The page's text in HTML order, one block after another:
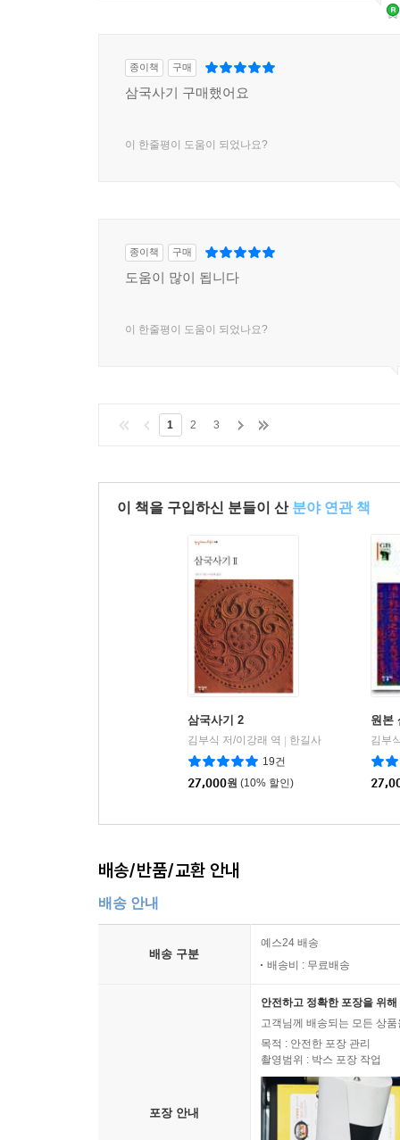
종이책 구매
삼국사기 구매했어요
이 한줄평이 도움이 되었나요?
종이책 구매
도움이 많이 됩니다
이 한줄평이 도움이 되었나요?
1 2 3
이 책을 구입하신 분들이 산 분야 연관 책
삼국사기 2
김부식 저/이강래 역
한길사
19건
27,000원 (10% 할인)
원본
김부
배송/반품/교환 안내
배송 안내
배송 구분
예스24 배송
배송비 : 무료배송
포장 안내
안전하고 정확한 포장을 위
고객님께 배송되는 모든 상
목적 : 안전한 포장 관리
촬영범위 : 박스 포장 작업